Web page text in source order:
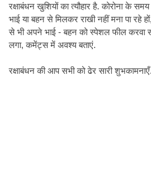
रक्षाबंधन खुशियों का त्यौहार है. कोरोना के
भाई या बहन से मिलकर राखी नहीं मना पा रहे
से भी अपने भाई - बहन को स्पेशल फील
लगा, कमेंट्स में अवश्य बताएं.
रक्षाबंधन की आप सभी को ढेर सारी